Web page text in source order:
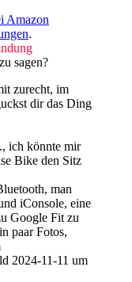
Amazon
.
sagen?
zurecht, im
dir das Ding
ich könnte mir
Bike den Sitz
man
iConsole, eine
Google Fit zu
paar Fotos,
2024-11-11 um